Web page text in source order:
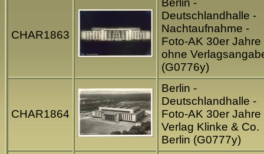
CHAR1863
Berlin -
Deutschlandhalle -
Nachtaufnahme -
Foto-AK 30er Jahre
ohne
(G0776y)
CHAR1864
Berlin -
Deutschlandhalle -
Foto-AK 30er Jahre
Verlag Klinke & Co.
Berlin (G0777y)